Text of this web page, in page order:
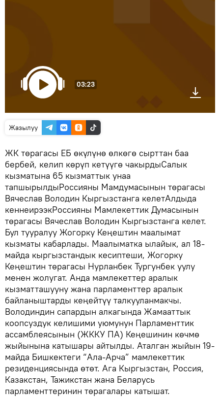
03:23
Жазылуу
ЖК төрагасы ЕБ өкүлүнө өлкөгө сырттан баа
бербей, келип көрүп кетүүгө чакырдыСалык
кызматына 65 кызматтык унаа
тапшырылдыРоссияны Мамдумасынын төрагасы
Вячеслав Володин Кыргызстанга келетАлдыда
кеннеирээкРоссияны Мамлекеттик Думасынын
төрагасы Вячеслав Володин Кыргызстанга келет.
Бул тууралуу Жогорку Кеңештин маалымат
кызматы кабарлады. Маалыматка ылайык, ал 18-
майда кыргызстандык кесиптеши, Жогорку
Кеңештин төрагасы Нурланбек Тургунбек уулу
менен жолугат. Анда мамлекеттер аралык
кызматташууну жана парламенттер аралык
байланыштарды кеңейтүү талкууланмакчы.
Володиндин сапардын алкагында Жамааттык
коопсуздук келишими уюмунун Парламенттик
ассамблеясынын (ЖККУ ПА) Кеңешинин көчмө
жыйынына катышары айтылды. Аталган жыйын 19-
майда Бишкектеги “Ала-Арча” мамлекеттик
резиденциясында өтөт. Ага Кыргызстан, Россия,
Казакстан, Тажикстан жана Беларусь
парламенттеринин төрагалары катышат.